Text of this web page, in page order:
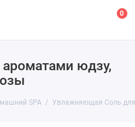
0
юдзу,
SPA Увлажняющая Соль для